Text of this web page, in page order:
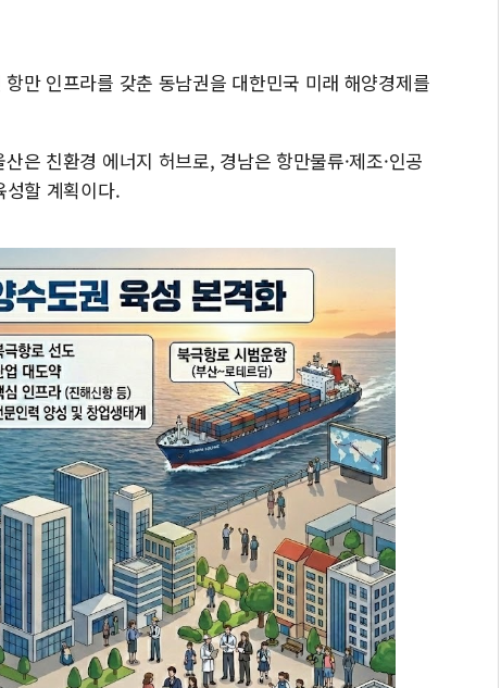
만 인프라를 갖춘 동남권을 대한민국 미래 해양경제를
은 친환경 에너지 허브로, 경남은 항만물류·제조·인공
성할 계획이다.